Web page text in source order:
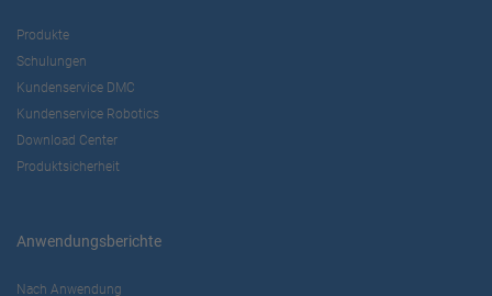
Produkte
Schulungen
Kundenservice DMC
Kundenservice Robotics
Download Center
Produktsicherheit
Anwendungsberichte
Nach Anwendung